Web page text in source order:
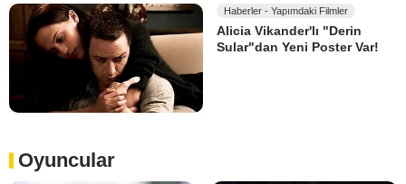
Haberler - Yapımdaki Filmler
Alicia Vikander'lı "Derin
Sular"dan Yeni Poster Var!
Oyuncular